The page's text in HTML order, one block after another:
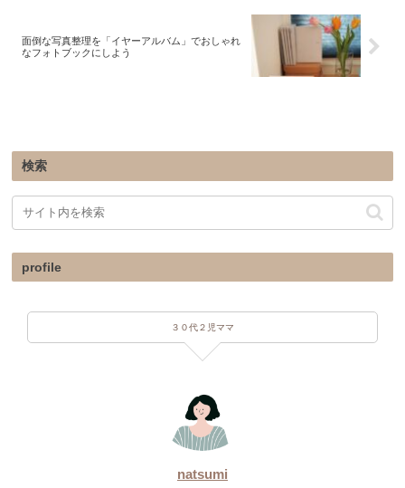
面倒な写真整理を「イヤーアルバム」でおしゃれ
なフォトブックにしよう
検索
profile
３０代２児ママ
natsumi